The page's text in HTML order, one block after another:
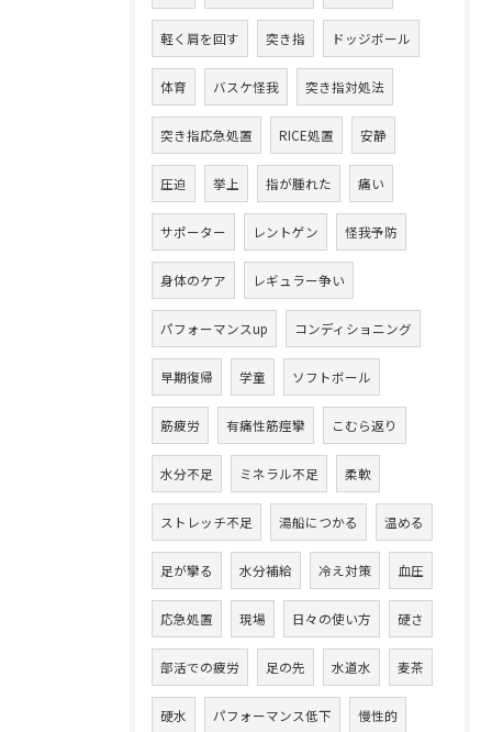
軽く肩を回す 突き指 ドッジボール
体育 バスケ怪我 突き指対処法
突き指応急処置 RICE処置 安静
圧迫 挙上 指が腫れた 痛い
サポーター レントゲン 怪我予防
身体のケア レギュラー争い
パフォーマンスup コンディショニング
早期復帰 学童 ソフトボール
筋疲労 有痛性筋痙攣 こむら返り
水分不足 ミネラル不足 柔軟
ストレッチ不足 湯船につかる 温める
足が攣る 水分補給 冷え対策 血圧
応急処置 現場 日々の使い方 硬さ
部活での疲労 足の先 水道水 麦茶
硬水 パフォーマンス低下 慢性的